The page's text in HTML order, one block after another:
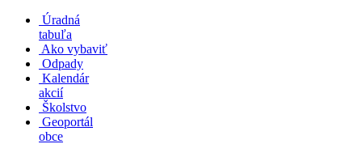
Úradná
tabuľa
Ako vybaviť
Odpady
Kalendár
akcií
Školstvo
Geoportál
obce